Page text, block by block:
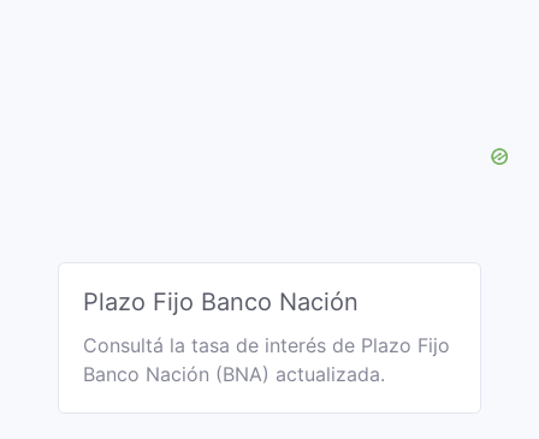
Plazo Fijo Banco Nación
Consultá la tasa de interés de Plazo Fijo
Banco Nación (BNA) actualizada.